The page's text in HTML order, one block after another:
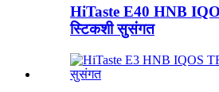
HiTaste E40 HNB
स्टिकशी सुसंगत